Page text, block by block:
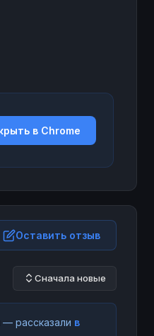
в Chrome
Оставить отзыв
Сначала новые
рассказали в